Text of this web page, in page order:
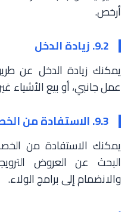
أرخص.
9.2. زيادة الدخل
يمكنك زيادة الدخل عن
عمل جانبي، أو بيع الأشياء
9.3. الاستفادة من الخصومات والعروض
يمكنك الاستفادة من
البحث عن العروض
والانضمام إلى برامج الولاء.